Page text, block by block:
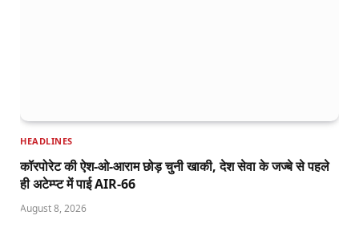
HEADLINES
कॉरपोरेट की ऐश-ओ-आराम छोड़ चुनी खाकी, देश सेवा के जज्बे से पहले
ही अटेम्प्ट में पाई AIR-66
August 8, 2026